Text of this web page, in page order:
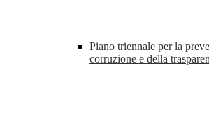
Piano triennale per la
corruzione e della